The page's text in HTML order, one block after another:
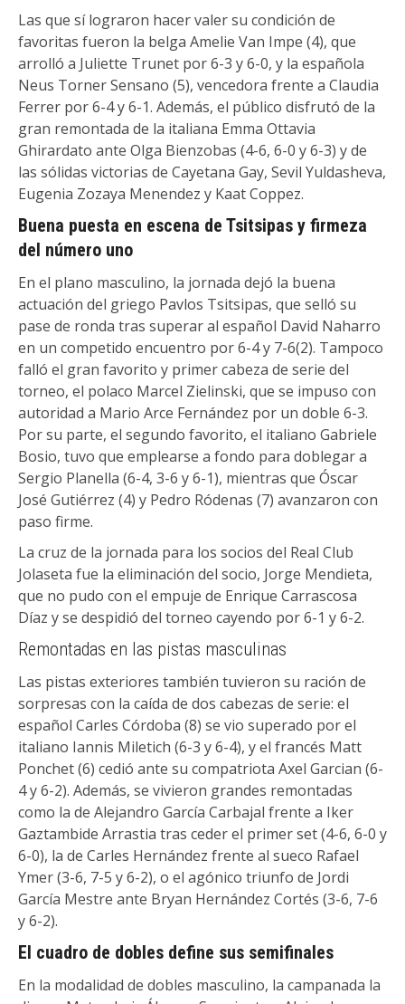
Las que sí lograron hacer valer su condición de
favoritas fueron la belga Amelie Van Impe (4), que
arrolló a Juliette Trunet por 6-3 y 6-0, y la española
Neus Torner Sensano (5), vencedora frente a Claudia
Ferrer por 6-4 y 6-1. Además, el público disfrutó de la
gran remontada de la italiana Emma Ottavia
Ghirardato ante Olga Bienzobas (4-6, 6-0 y 6-3) y de
las sólidas victorias de Cayetana Gay, Sevil Yuldasheva,
Eugenia Zozaya Menendez y Kaat Coppez.
Buena puesta en escena de Tsitsipas y firmeza
del número uno
En el plano masculino, la jornada dejó la buena
actuación del griego Pavlos Tsitsipas, que selló su
pase de ronda tras superar al español David Naharro
en un competido encuentro por 6-4 y 7-6(2). Tampoco
falló el gran favorito y primer cabeza de serie del
torneo, el polaco Marcel Zielinski, que se impuso con
autoridad a Mario Arce Fernández por un doble 6-3.
Por su parte, el segundo favorito, el italiano Gabriele
Bosio, tuvo que emplearse a fondo para doblegar a
Sergio Planella (6-4, 3-6 y 6-1), mientras que Óscar
José Gutiérrez (4) y Pedro Ródenas (7) avanzaron con
paso firme.
La cruz de la jornada para los socios del Real Club
Jolaseta fue la eliminación del socio, Jorge Mendieta,
que no pudo con el empuje de Enrique Carrascosa
Díaz y se despidió del torneo cayendo por 6-1 y 6-2.
Remontadas en las pistas masculinas
Las pistas exteriores también tuvieron su ración de
sorpresas con la caída de dos cabezas de serie: el
español Carles Córdoba (8) se vio superado por el
italiano Iannis Miletich (6-3 y 6-4), y el francés Matt
Ponchet (6) cedió ante su compatriota Axel Garcian (6-
4 y 6-2). Además, se vivieron grandes remontadas
como la de Alejandro García Carbajal frente a Iker
Gaztambide Arrastia tras ceder el primer set (4-6, 6-0 y
6-0), la de Carles Hernández frente al sueco Rafael
Ymer (3-6, 7-5 y 6-2), o el agónico triunfo de Jordi
García Mestre ante Bryan Hernández Cortés (3-6, 7-6
y 6-2).
El cuadro de dobles define sus semifinales
En la modalidad de dobles masculino, la campanada la